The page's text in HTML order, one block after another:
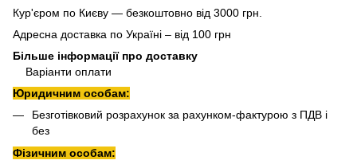
Кур'єром по Києву — безкоштовно від 3000 грн.
Адресна доставка по Україні – від 100 грн
Більше інформації про доставку
Варіанти оплати
Юридичним особам:
Безготівковий розрахунок за рахунком-фактурою з ПДВ і
без
Фізичним особам: